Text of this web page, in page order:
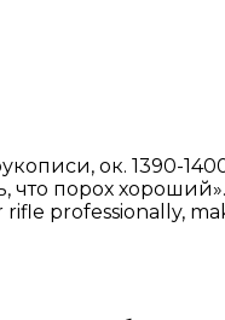
ок. 1390-
что порох
professionally,